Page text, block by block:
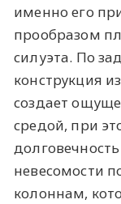
именно его
прообразом
силуэта. По
конструкция
создает
средой, при
невесомости
колоннам,